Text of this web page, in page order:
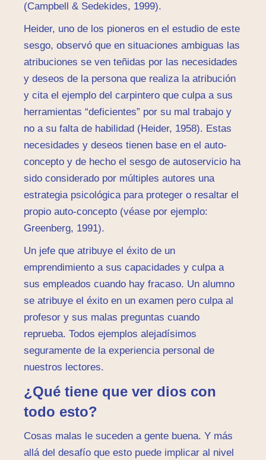
(Campbell & Sedekides, 1999).
Heider, uno de los pioneros en el estudio de este
sesgo, observó que en situaciones ambiguas las
atribuciones se ven teñidas por las necesidades
y deseos de la persona que realiza la atribución
y cita el ejemplo del carpintero que culpa a sus
herramientas “deficientes” por su mal trabajo y
no a su falta de habilidad (Heider, 1958). Estas
necesidades y deseos tienen base en el auto-
concepto y de hecho el sesgo de autoservicio ha
sido considerado por múltiples autores una
estrategia psicológica para proteger o resaltar el
propio auto-concepto (véase por ejemplo:
Greenberg, 1991).
Un jefe que atribuye el éxito de un
emprendimiento a sus capacidades y culpa a
sus empleados cuando hay fracaso. Un alumno
se atribuye el éxito en un examen pero culpa al
profesor y sus malas preguntas cuando
reprueba. Todos ejemplos alejadísimos
seguramente de la experiencia personal de
nuestros lectores.
¿Qué tiene que ver dios con
todo esto?
Cosas malas le suceden a gente buena. Y más
allá del desafío que esto puede implicar al nivel